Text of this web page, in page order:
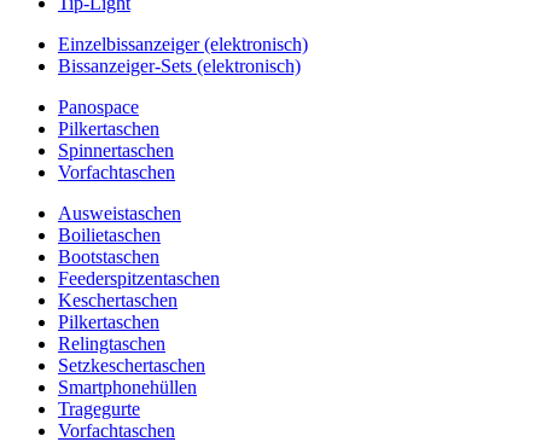
Einzelbissanzeiger (elektronisch)
Bissanzeiger-Sets (elektronisch)
Panospace
Pilkertaschen
Spinnertaschen
Vorfachtaschen
Ausweistaschen
Boilietaschen
Bootstaschen
Feederspitzentaschen
Keschertaschen
Pilkertaschen
Relingtaschen
Setzkeschertaschen
Smartphonehüllen
Tragegurte
Vorfachtaschen